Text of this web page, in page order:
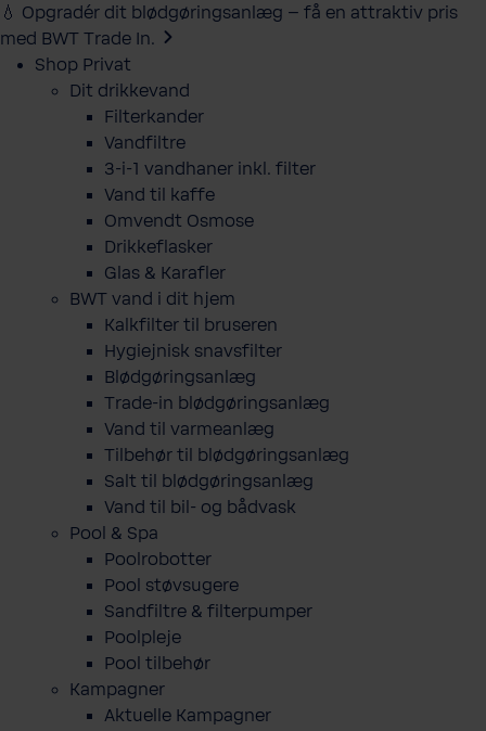
💧 Opgradér dit blødgøringsanlæg – få en attraktiv pris
med BWT Trade In.
Shop Privat
Dit drikkevand
Filterkander
Vandfiltre
3-i-1 vandhaner inkl. filter
Vand til kaffe
Omvendt Osmose
Drikkeflasker
Glas & Karafler
BWT vand i dit hjem
Kalkfilter til bruseren
Hygiejnisk snavsfilter
Blødgøringsanlæg
Trade-in blødgøringsanlæg
Vand til varmeanlæg
Tilbehør til blødgøringsanlæg
Salt til blødgøringsanlæg
Vand til bil- og bådvask
Pool & Spa
Poolrobotter
Pool støvsugere
Sandfiltre & filterpumper
Poolpleje
Pool tilbehør
Kampagner
Aktuelle Kampagner